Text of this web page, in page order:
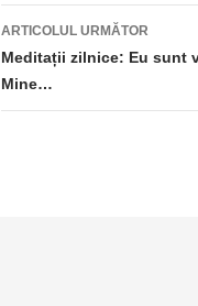
articole
ARTICOLUL URMĂTOR
Meditații zilnice: Eu sunt
Mine…